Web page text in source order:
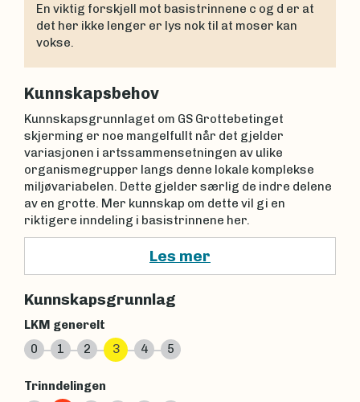
En viktig forskjell mot basistrinnene c og d er at
det her ikke lenger er lys nok til at moser kan
vokse.
Kunnskapsbehov
Kunnskapsgrunnlaget om GS Grottebetinget
skjerming er noe mangelfullt når det gjelder
variasjonen i artssammensetningen av ulike
organismegrupper langs denne lokale komplekse
miljøvariabelen. Dette gjelder særlig de indre delene
av en grotte. Mer kunnskap om dette vil gi en
riktigere inndeling i basistrinnene her.
Les mer
Kunnskapsgrunnlag
LKM generelt
0
1 2 3 4 5
Trinndelingen